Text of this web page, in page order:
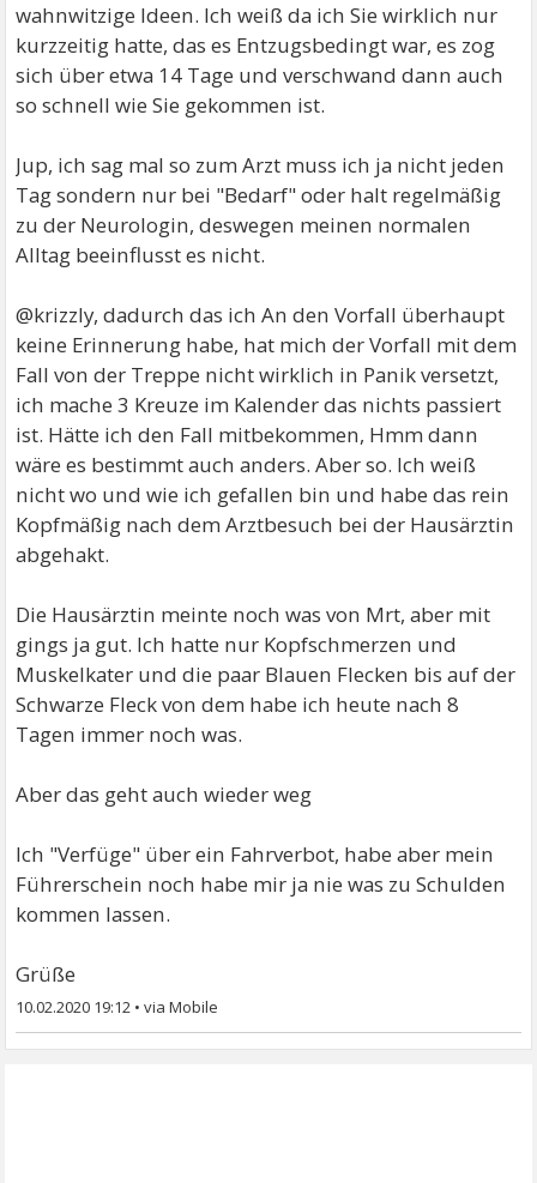
wahnwitzige Ideen. Ich weiß da ich Sie wirklich nur
kurzzeitig hatte, das es Entzugsbedingt war, es zog
sich über etwa 14 Tage und verschwand dann auch
so schnell wie Sie gekommen ist.
Jup, ich sag mal so zum Arzt muss ich ja nicht jeden
Tag sondern nur bei "Bedarf" oder halt regelmäßig
zu der Neurologin, deswegen meinen normalen
Alltag beeinflusst es nicht.
@krizzly, dadurch das ich An den Vorfall überhaupt
keine Erinnerung habe, hat mich der Vorfall mit dem
Fall von der Treppe nicht wirklich in Panik versetzt,
ich mache 3 Kreuze im Kalender das nichts passiert
ist. Hätte ich den Fall mitbekommen, Hmm dann
wäre es bestimmt auch anders. Aber so. Ich weiß
nicht wo und wie ich gefallen bin und habe das rein
Kopfmäßig nach dem Arztbesuch bei der Hausärztin
abgehakt.
Die Hausärztin meinte noch was von Mrt, aber mit
gings ja gut. Ich hatte nur Kopfschmerzen und
Muskelkater und die paar Blauen Flecken bis auf der
Schwarze Fleck von dem habe ich heute nach 8
Tagen immer noch was.
Aber das geht auch wieder weg
Ich "Verfüge" über ein Fahrverbot, habe aber mein
Führerschein noch habe mir ja nie was zu Schulden
kommen lassen.
Grüße
10.02.2020 19:12 •